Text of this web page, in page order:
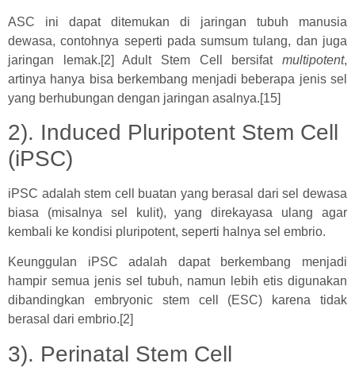
ASC ini dapat ditemukan di jaringan tubuh manusia
dewasa, contohnya seperti pada sumsum tulang, dan juga
jaringan lemak.[2] Adult Stem Cell bersifat multipotent,
artinya hanya bisa berkembang menjadi beberapa jenis sel
yang berhubungan dengan jaringan asalnya.[15]
2). Induced Pluripotent Stem Cell
(iPSC)
iPSC adalah stem cell buatan yang berasal dari sel dewasa
biasa (misalnya sel kulit), yang direkayasa ulang agar
kembali ke kondisi pluripotent, seperti halnya sel embrio.
Keunggulan iPSC adalah dapat berkembang menjadi
hampir semua jenis sel tubuh, namun lebih etis digunakan
dibandingkan embryonic stem cell (ESC) karena tidak
berasal dari embrio.[2]
3). Perinatal Stem Cell